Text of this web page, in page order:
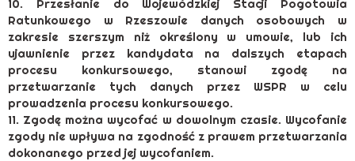
10. Przesłanie do Wojewódzkiej Stacji Pogotowia
Ratunkowego w Rzeszowie danych osobowych w
zakresie szerszym niż określony w umowie, lub ich
ujawnienie przez kandydata na dalszych etapach
procesu konkursowego, stanowi zgodę na
przetwarzanie tych danych przez WSPR w celu
prowadzenia procesu konkursowego.
11. Zgodę można wycofać w dowolnym czasie. Wycofanie
zgody nie wpływa na zgodność z prawem przetwarzania
dokonanego przed jej wycofaniem.